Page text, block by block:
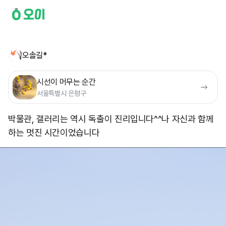
오솔길*
시선이 머무는 순간
서울특별시 은평구
박물관, 갤러리는 역시 독출이 진리입니다^^ ​나 자신과 함께
하는 멋진 시간이었습니다